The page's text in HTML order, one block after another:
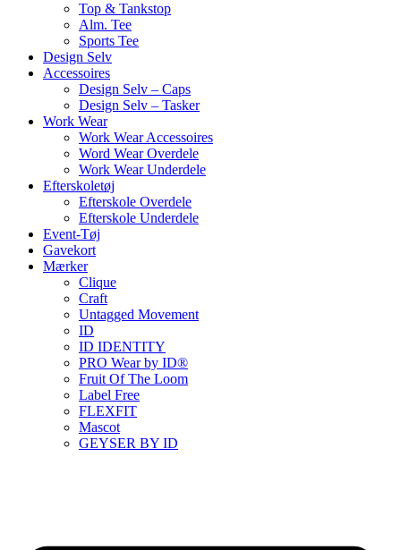
Top & Tankstop
Alm. Tee
Sports Tee
Design Selv
Accessoires
Design Selv – Caps
Design Selv – Tasker
Work Wear
Work Wear Accessoires
Word Wear Overdele
Work Wear Underdele
Efterskoletøj
Efterskole Overdele
Efterskole Underdele
Event-Tøj
Gavekort
Mærker
Clique
Craft
Untagged Movement
ID
ID IDENTITY
PRO Wear by ID®
Fruit Of The Loom
Label Free
FLEXFIT
Mascot
GEYSER BY ID